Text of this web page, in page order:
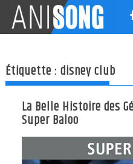
content
Étiquette :disney club
La Belle Histoire des
Super Baloo